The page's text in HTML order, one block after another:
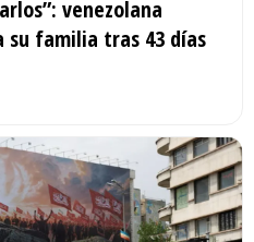
venezolana
familia tras 43 días